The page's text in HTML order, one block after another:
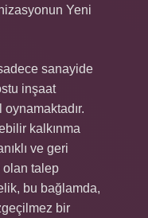
Yeni
sanayide
inşaat
kalkınma
ve geri
olan talep
bu bağlamda,
bir